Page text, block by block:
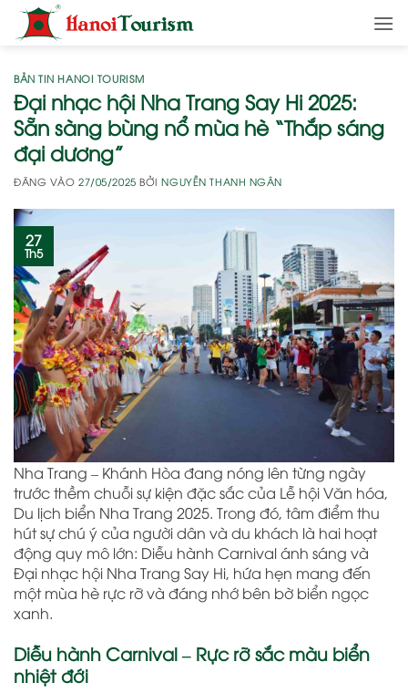
qua
dungBẢN TIN HANOI TOURISM
Đại nhạc hội Nha Trang Say Hi 2025:
Sẵn sàng bùng nổ mùa hè “Thắp sáng
đại dương”
ĐĂNG VÀO27/05/2025 BỞINGUYỄN THANH NGÂN
27
Th5
Nha Trang – Khánh Hòa đang nóng lên từng ngày
trước thềm chuỗi sự kiện đặc sắc của Lễ hội Văn hóa,
Du lịch biển Nha Trang 2025. Trong đó, tâm điểm thu
hút sự chú ý của người dân và du khách là hai hoạt
động quy mô lớn: Diễu hành Carnival ánh sáng và
Đại nhạc hội Nha Trang Say Hi, hứa hẹn mang đến
một mùa hè rực rỡ và đáng nhớ bên bờ biển ngọc
xanh.
Diễu hành Carnival – Rực rỡ sắc màu biển
nhiệt đới